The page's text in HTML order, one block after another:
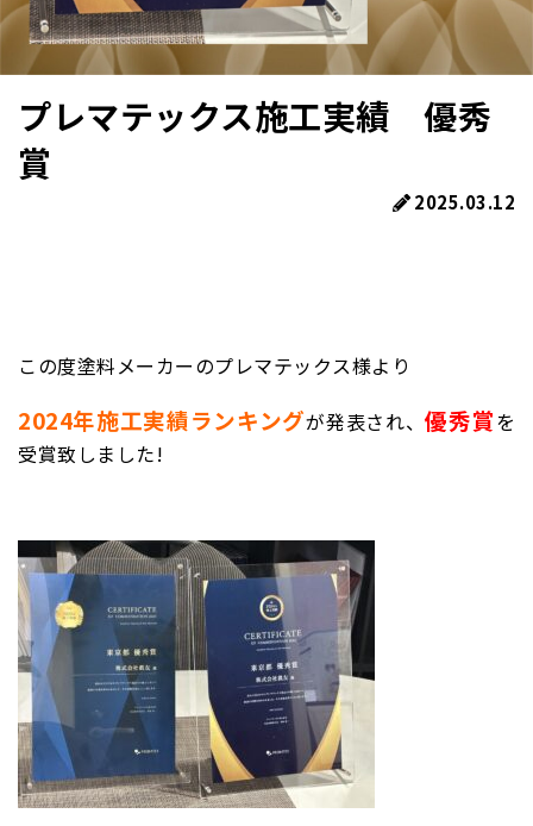
プレマテックス施工実績 優秀
賞
2025.03.12
この度塗料メーカーのプレマテックス様より
2024年施工実績ランキングが発表され、優秀賞を
受賞致しました!